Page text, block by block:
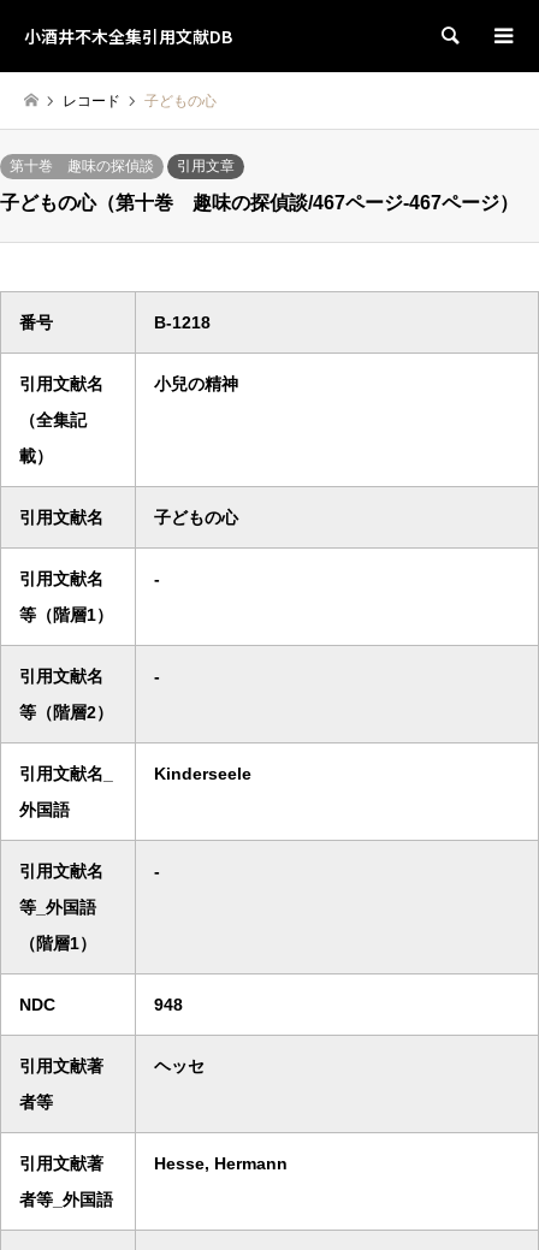
小酒井不木全集引用文献DB 検索
レコード 子どもの心
第十巻 趣味の探偵談 引用文章
子どもの心（第十巻 趣味の探偵談/467ページ-467ページ）
番号 B-1218
引用文献名
（全集記
載）
小兒の精神
引用文献名 子どもの心
引用文献名
等（階層1）
-
引用文献名
等（階層2）
-
引用文献名_
外国語
Kinderseele
引用文献名
等_外国語
（階層1）
-
NDC 948
引用文献著
者等
ヘッセ
引用文献著
者等_外国語
Hesse, Hermann